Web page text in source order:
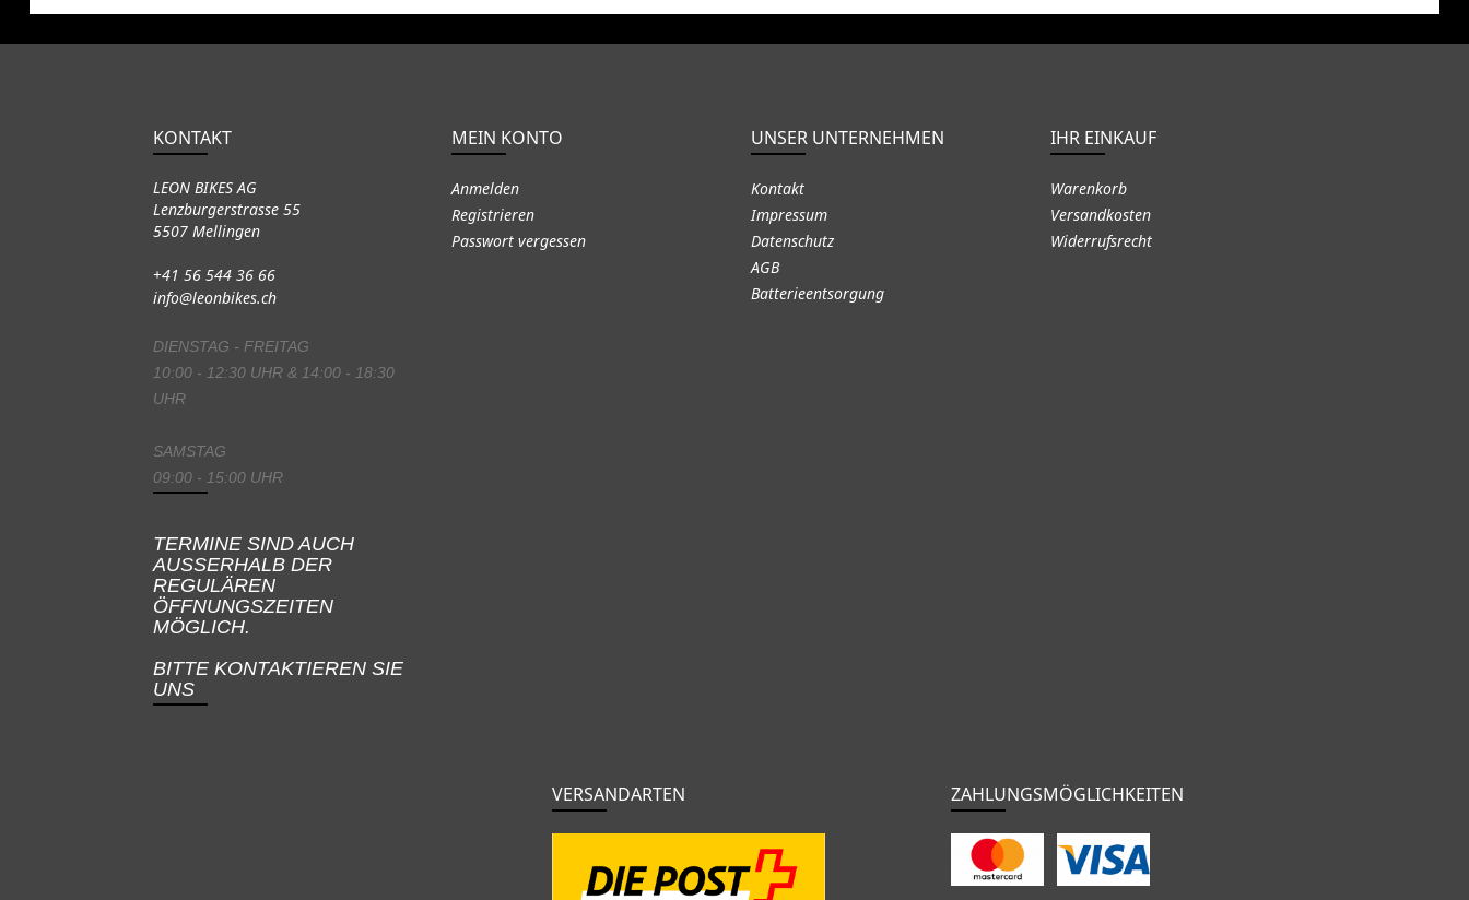
KONTAKT
LEON BIKES AG
Lenzburgerstrasse 55
5507 Mellingen
+41 56 544 36 66
info@leonbikes.ch
DIENSTAG - FREITAG
10:00 - 12:30 UHR & 14:00 - 18:30
UHR
SAMSTAG
09:00 - 15:00 UHR
TERMINE SIND AUCH
AUSSERHALB DER
REGULÄREN
ÖFFNUNGSZEITEN
MÖGLICH.
BITTE KONTAKTIEREN SIE
UNS
MEIN KONTO
Anmelden
Registrieren
Passwort vergessen
UNSER UNTERNEHMEN
Kontakt
Impressum
Datenschutz
AGB
Batterieentsorgung
IHR EINKAUF
Warenkorb
Versandkosten
Widerrufsrecht
VERSANDARTEN ZAHLUNGSMÖGLICHKEITEN